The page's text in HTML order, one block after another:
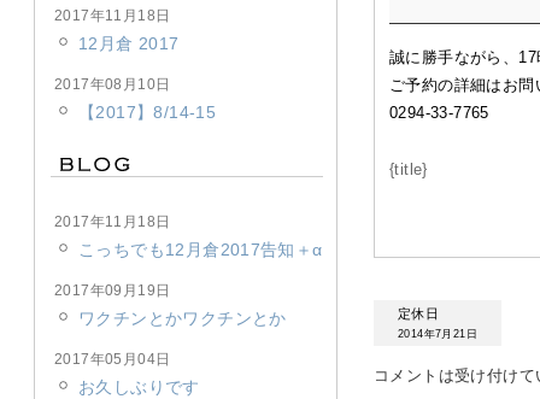
誠に勝手ながら、
ご予約の詳細はお
0294-33-7765
{title}
定休日
2014年7月21日
コメントは受け付け
2017年11月18日
12月倉 2017
2017年08月10日
【2017】8/14-15
2017年11月18日
こっちでも12月倉2017告知＋α
2017年09月19日
ワクチンとかワクチンとか
2017年05月04日
お久しぶりです